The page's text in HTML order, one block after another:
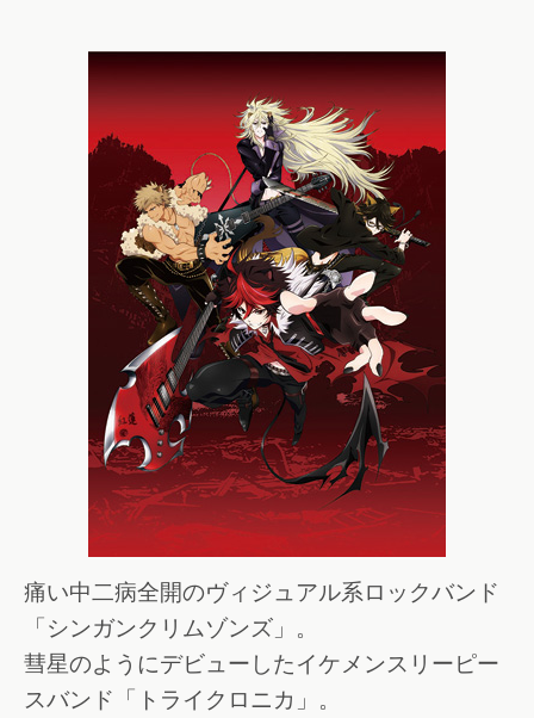
痛い中二病全開のヴィジュアル系ロックバンド
「シンガンクリムゾンズ」。
彗星のようにデビューしたイケメンスリーピー
スバンド「トライクロニカ」。